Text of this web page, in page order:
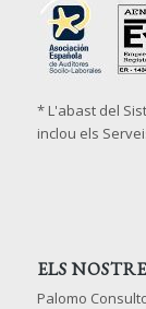
* L'abast del
inclou els
ELS
Palomo